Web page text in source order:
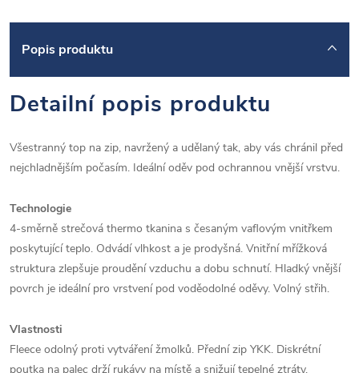
Popis produktu
Detailní popis produktu
Všestranný top na zip, navržený a udělaný tak, aby vás chránil před
nejchladnějším počasím. Ideální oděv pod ochrannou vnější vrstvu.
Technologie
4-směrně strečová thermo tkanina s česaným vaflovým vnitřkem
poskytující teplo. Odvádí vlhkost a je prodyšná. Vnitřní mřížková
struktura zlepšuje proudění vzduchu a dobu schnutí. Hladký vnější
povrch je ideální pro vrstvení pod voděodolné oděvy. Volný střih.
Vlastnosti
Fleece odolný proti vytváření žmolků. Přední zip YKK. Diskrétní
poutka na palec drží rukávy na místě a snižují tepelné ztráty.